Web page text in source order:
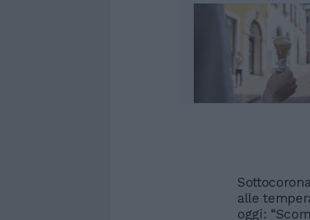
alle
oggi: